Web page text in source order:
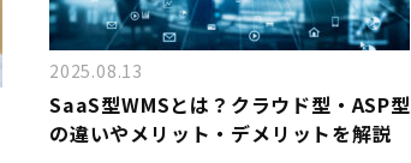
2025.08.13
SaaS型WMSとは？クラウド型・ASP型
の違いやメリット・デメリットを解説